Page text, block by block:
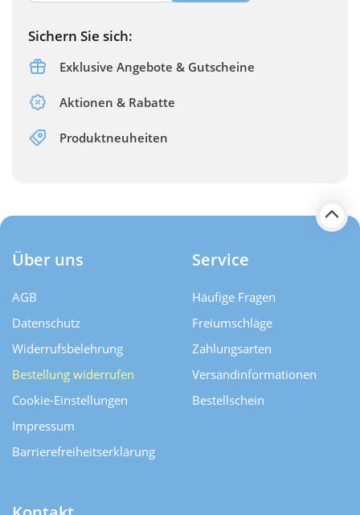
Sichern Sie sich:
Exklusive Angebote & Gutscheine
Aktionen & Rabatte
Produktneuheiten
Über uns
AGB
Datenschutz
Widerrufsbelehrung
Bestellung widerrufen
Cookie-Einstellungen
Impressum
Barrierefreiheitserklärung
Service
Häufige Fragen
Freiumschläge
Zahlungsarten
Versand­informationen
Bestellschein